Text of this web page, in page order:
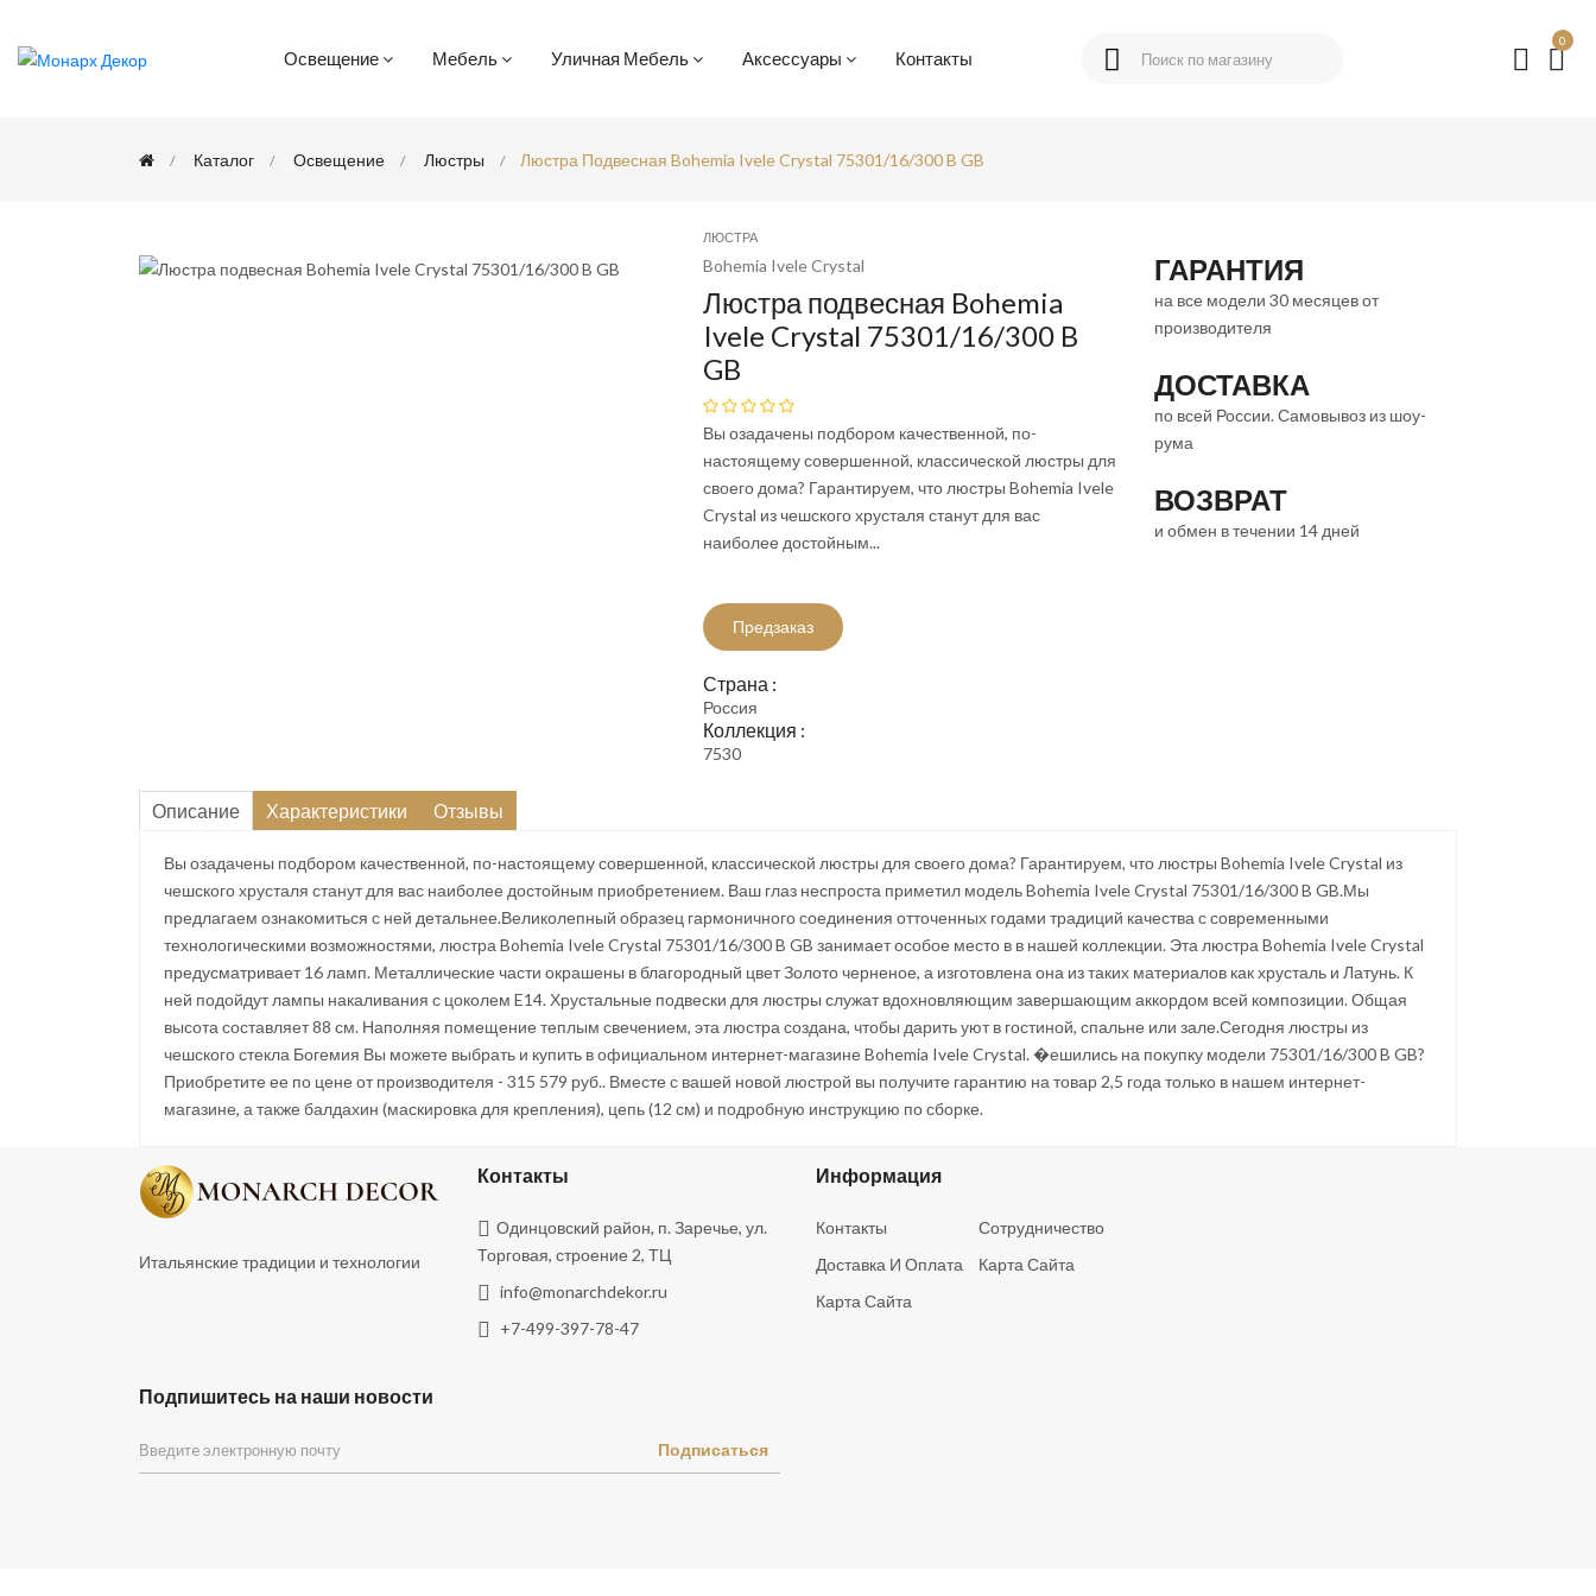
Освещение Мебель Уличная Мебель Аксессуары Контакты
0
Каталог Освещение Люстры Люстра Подвесная Bohemia Ivele Crystal 75301/16/300 B GB
ЛЮСТРА
Bohemia Ivele Crystal
Люстра подвесная Bohemia
Ivele Crystal 75301/16/300 B
GB
Вы озадачены подбором качественной, по-
настоящему совершенной, классической люстры для
своего дома? Гарантируем, что люстры Bohemia Ivele
Crystal из чешского хрусталя станут для вас
наиболее достойным...
Предзаказ
Страна :
Россия
Коллекция :
7530
ГАРАНТИЯ
на все модели 30 месяцев от
производителя
ДОСТАВКА
по всей России. Самовывоз из шоу-
рума
ВОЗВРАТ
и обмен в течении 14 дней
Описание Характеристики Отзывы
Вы озадачены подбором качественной, по-настоящему совершенной, классической люстры для своего дома? Гарантируем, что люстры Bohemia Ivele Crystal из
чешского хрусталя станут для вас наиболее достойным приобретением. Ваш глаз неспроста приметил модель Bohemia Ivele Crystal 75301/16/300 B GB.Мы
предлагаем ознакомиться с ней детальнее.Великолепный образец гармоничного соединения отточенных годами традиций качества с современными
технологическими возможностями, люстра Bohemia Ivele Crystal 75301/16/300 B GB занимает особое место в в нашей коллекции. Эта люстра Bohemia Ivele Crystal
предусматривает 16 ламп. Металлические части окрашены в благородный цвет Золото черненое, а изготовлена она из таких материалов как хрусталь и Латунь. К
ней подойдут лампы накаливания с цоколем E14. Хрустальные подвески для люстры служат вдохновляющим завершающим аккордом всей композиции. Общая
высота составляет 88 см. Наполняя помещение теплым свечением, эта люстра создана, чтобы дарить уют в гостиной, спальне или зале.Сегодня люстры из
чешского стекла Богемия Вы можете выбрать и купить в официальном интернет-магазине Bohemia Ivele Crystal. �ешились на покупку модели 75301/16/300 B GB?
Приобретите ее по цене от производителя - 315 579 руб.. Вместе с вашей новой люстрой вы получите гарантию на товар 2,5 года только в нашем интернет-
магазине, а также балдахин (маскировка для крепления), цепь (12 см) и подробную инструкцию по сборке.
Итальянские традиции и технологии
Контакты
Одинцовский район, п. Заречье, ул.
Торговая, строение 2, ТЦ
info@monarchdekor.ru
+7-499-397-78-47
Информация
Контакты
Сотрудничество
Доставка И Оплата
Карта Сайта
Карта Сайта
Подпишитесь на наши новости
Подписаться